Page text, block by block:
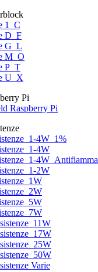
1_C
D_F
G_L
M_O
P_T
U_X
Pi
Raspberry Pi
4W_1%
4W
4W_Antifiamma
2W
Varie